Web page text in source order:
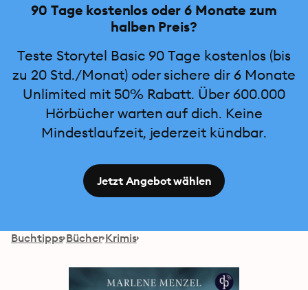
90 Tage kostenlos oder 6 Monate zum
halben Preis?
Teste Storytel Basic 90 Tage kostenlos (bis
zu 20 Std./Monat) oder sichere dir 6 Monate
Unlimited mit 50% Rabatt. Über 600.000
Hörbücher warten auf dich. Keine
Mindestlaufzeit, jederzeit kündbar.
Jetzt Angebot wählen
Buchtipps Bücher Krimis